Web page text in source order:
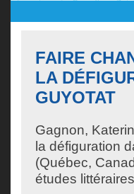
FAIRE
LA
GUYOTAT
Gagnon,
la défiguration
(Québec,
études